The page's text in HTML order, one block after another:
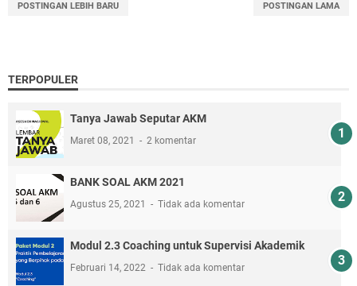
POSTINGAN LEBIH BARU POSTINGAN LAMA
TERPOPULER
Tanya Jawab Seputar AKM
Maret 08, 2021 2 komentar
BANK SOAL AKM 2021
Agustus 25, 2021 Tidak ada komentar
Modul 2.3 Coaching untuk Supervisi Akademik
Februari 14, 2022 Tidak ada komentar